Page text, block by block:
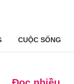
CUỘC SỐNG